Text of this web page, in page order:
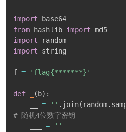
import
from hashlib import
import
import string
f = 'flag{*******}'
def ( b) :
= '' . join( random.
# 随机4位数字密钥
=
''